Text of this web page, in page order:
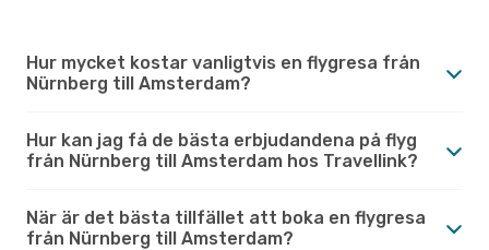
Hur mycket kostar vanligtvis en flygresa från
Nürnberg till Amsterdam?
Hur kan jag få de bästa erbjudandena på flyg
från Nürnberg till Amsterdam hos Travellink?
När är det bästa tillfället att boka en flygresa
från Nürnberg till Amsterdam?